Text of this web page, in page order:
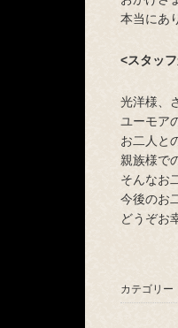
本当にあ
<スタッ
光洋様、
ユーモア
お二人と
親族様で
そんなお
今後のお
どうぞお
カテゴリー